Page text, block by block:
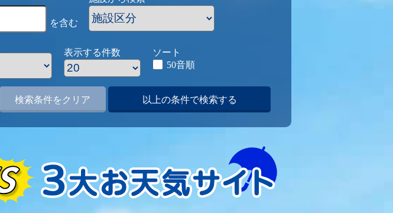
を含む
表示する件数
ソート
50音順
検索条件をクリア 以上の条件で検索する